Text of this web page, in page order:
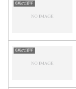
6画の漢字
6画の漢字